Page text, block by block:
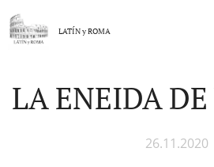
LATÍN yROMA
LA ENEIDA
26.11.2020